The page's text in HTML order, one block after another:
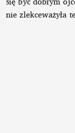
nie zlekceważyła